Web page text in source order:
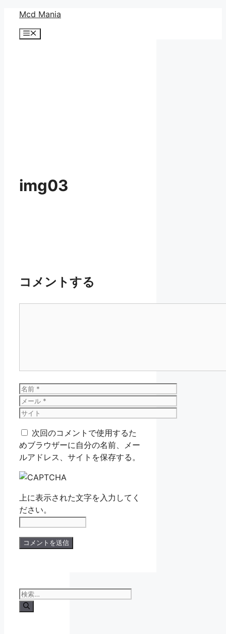
Mcd Mania
メ
img03
コメントする
名
前
メ
ー
サ
ト 次回のコメントで使用するた
めブラウザーに自分の名前、メー
ルアドレス、サイトを保存する。
上に表示された文字を入力してく
ださい。
検
索: